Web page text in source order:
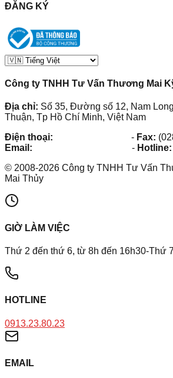
ĐĂNG KÝ
Công ty TNHH Tư Vấn Thương Mai
Địa chỉ: Số 35, Đường số 12, Nam
Thuận, Tp Hồ Chí Minh, Việt Nam
Điện thoại:
- Fax:
Email:
- Hotline:
© 2008-2026 Công ty TNHH Tư Vấn
Mai Thủy
GIỜ LÀM VIỆC
Thứ 2 đến thứ 6, từ 8h đến 16h30-Thứ
HOTLINE
0913.23.80.23
EMAIL